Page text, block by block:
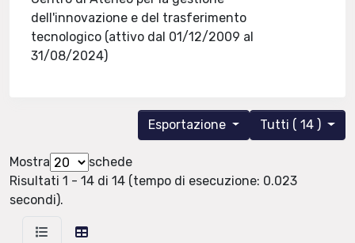
dell'innovazione e del trasferimento
tecnologico (attivo dal 01/12/2009 al
31/08/2024)
Tutti ( 14 )
Esportazione
Mostra
schede
Risultati 1 - 14 di 14 (tempo di esecuzione: 0.023
secondi).